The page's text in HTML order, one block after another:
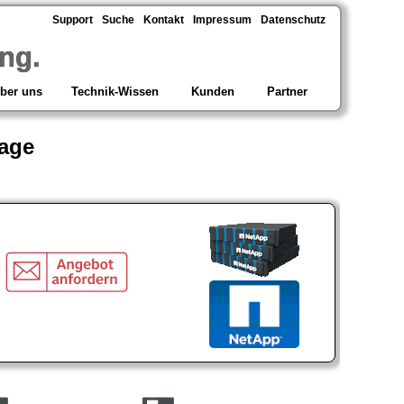
Support Suche Kontakt Impressum Datenschutz
uns Technik-Wissen Kunden Partner